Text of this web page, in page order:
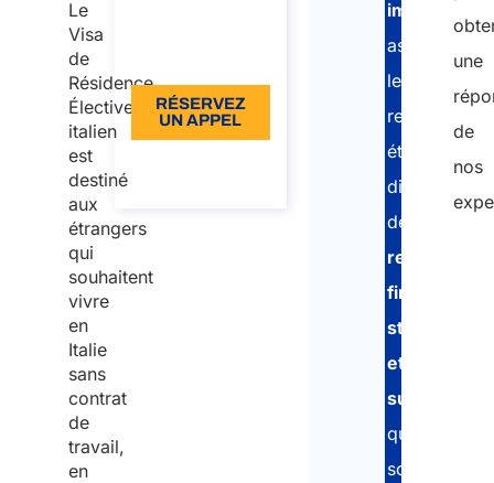
Le
Visa
de
Résidence
Élective
italien
est
destiné
aux
étrangers
qui
souhaitent
vivre
en
Italie
sans
contrat
de
travail,
en
RÉSERVEZ
UN APPEL
immigration
assistent
les
étrangers
disposant
de
ressources
financières
stables
et
suffisantes
qui
souhaitent
une
de
nos